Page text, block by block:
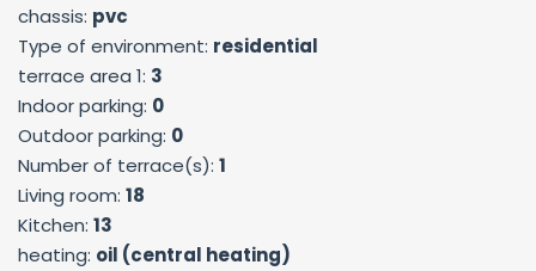
chassis: pvc
Type of environment: residential
terrace area 1: 3
Indoor parking: 0
Outdoor parking: 0
Number of terrace(s): 1
Living room: 18
Kitchen: 13
heating: oil (central heating)